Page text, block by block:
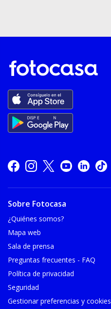
Sobre Fotocasa
¿Quiénes somos?
Mapa web
Sala de prensa
Preguntas frecuentes - FAQ
Política de privacidad
Seguridad
Gestionar preferencias y cookies